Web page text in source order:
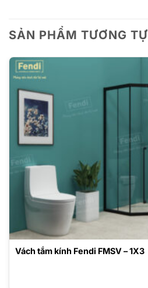
SẢN PHẨM TƯƠNG TỰ
Vách tắm kính Fendi FMSV – 1X3